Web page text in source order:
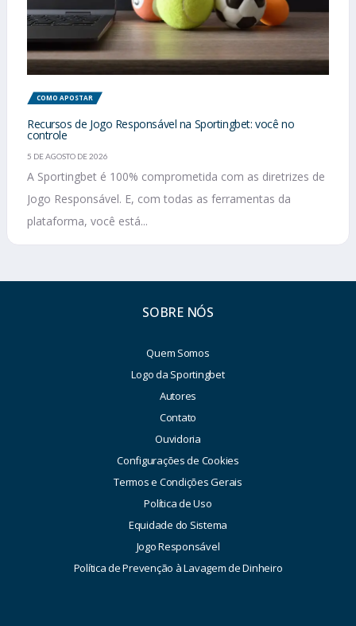
COMO APOSTAR
Recursos de Jogo Responsável na Sportingbet: você no
controle
5 DE AGOSTO DE 2026
A Sportingbet é 100% comprometida com as diretrizes de
Jogo Responsável. E, com todas as ferramentas da
plataforma, você está...
SOBRE NÓS
Quem Somos
Logo da Sportingbet
Autores
Contato
Ouvidoria
Configurações de Cookies
Termos e Condições Gerais
Política de Uso
Equidade do Sistema
Jogo Responsável
Política de Prevenção à Lavagem de Dinheiro